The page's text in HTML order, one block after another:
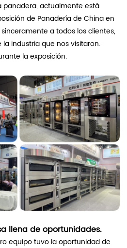
panadera, actualmente está
de Panadería de China en
a todos los clientes,
industria que nos visitaron.
la exposición.
llena de oportunidades.
equipo tuvo la oportunidad de